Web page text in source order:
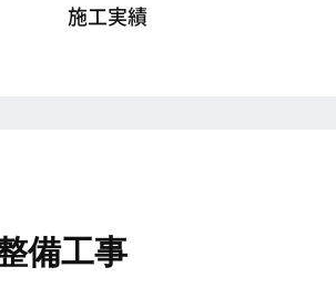
施工実績
備工事